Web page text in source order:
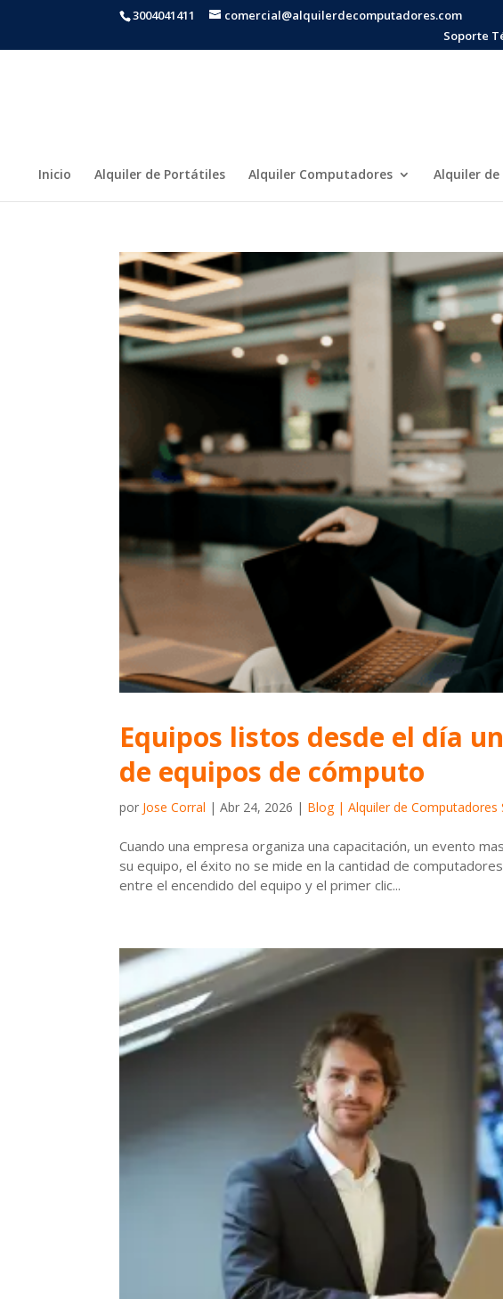
3004041411
comercial@alquilerdecomputadores.com
Soporte
Inicio Alquiler de Portátiles Alquiler Computadores Alquiler
Equipos listos desde el día
de equipos de cómputo
por Jose Corral |Abr 24, 2026 | Blog | Alquiler de Computadores
Cuando una empresa organiza una capacitación, un evento
su equipo, el éxito no se mide en la cantidad de
entre el encendido del equipo y el primer clic...